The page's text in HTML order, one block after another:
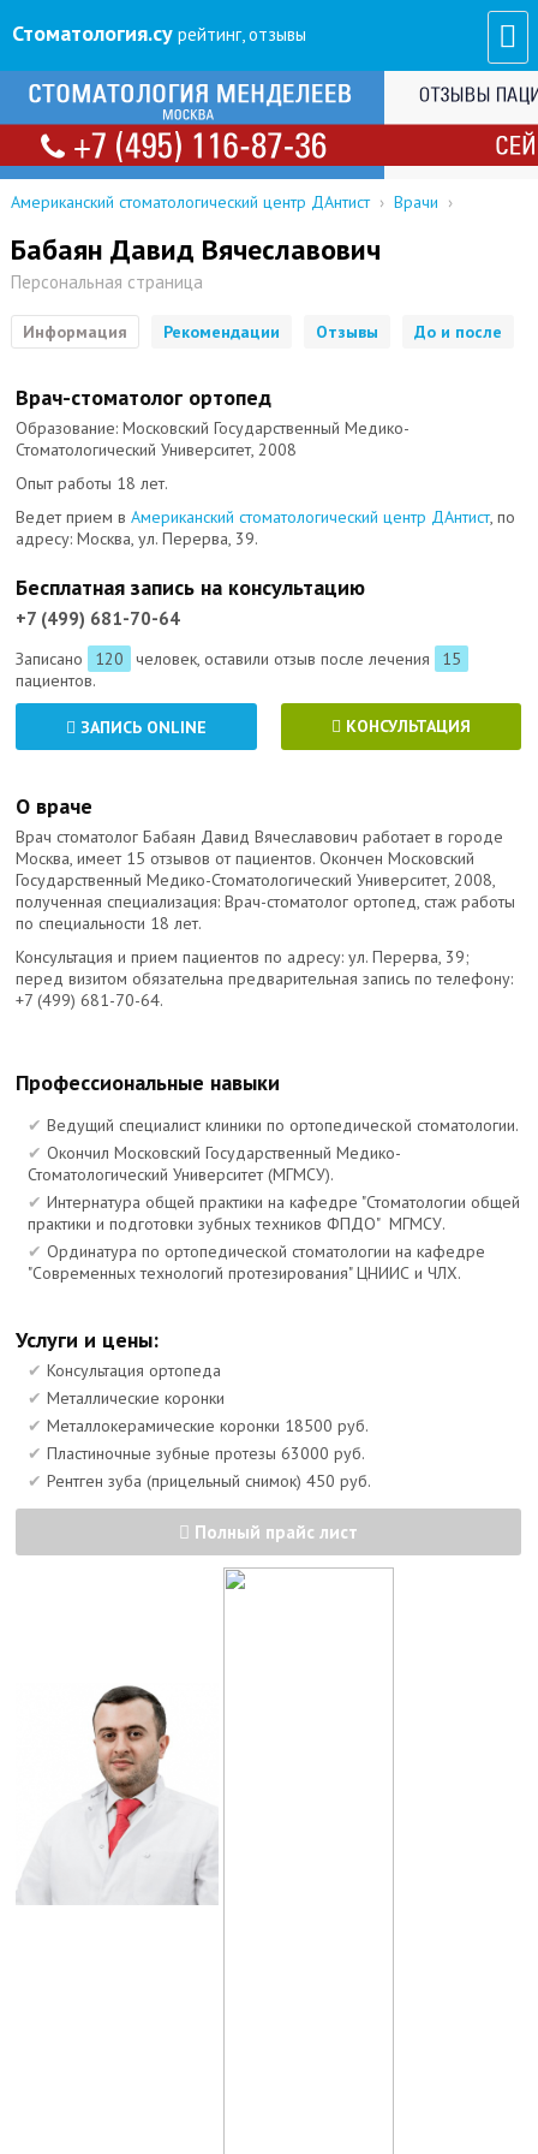
Стоматология.су рейтинг, отзывы
Американский стоматологический центр ДАнтист › Врачи ›
Бабаян Давид Вячеславович
Персональная страница
Информация Рекомендации Отзывы До и после
Врач-стоматолог ортопед
Образование: Московский Государственный Медико-
Стоматологический Университет, 2008
Опыт работы 18 лет.
Ведет прием вАмериканский стоматологический центр ДАнтист, по
адресу: Москва, ул. Перерва, 39.
Бесплатная запись на консультацию
+7 (499) 681-70-64
Записано 120 человек, оставили отзыв после лечения
15
пациентов.
ЗАПИСЬ ONLINE КОНСУЛЬТАЦИЯ
О враче
Врач стоматолог Бабаян Давид Вячеславович работает в городе
Москва, имеет 15 отзывов от пациентов. Окончен Московский
Государственный Медико-Стоматологический Университет, 2008,
полученная специализация: Врач-стоматолог ортопед, стаж работы
по специальности 18 лет.
Консультация и прием пациентов по адресу: ул. Перерва, 39;
перед визитом обязательна предварительная запись по телефону:
+7 (499) 681-70-64.
Профессиональные навыки
Ведущий специалист клиники по ортопедической стоматологии.
Окончил Московский Государственный Медико-
Стоматологический Университет (МГМСУ).
Интернатура общей практики на кафедре "Стоматологии общей
практики и подготовки зубных техников ФПДО" МГМСУ.
Ординатура по ортопедической стоматологии на кафедре
"Современных технологий протезирования" ЦНИИС и ЧЛХ.
Услуги и цены:
Консультация ортопеда
Металлические коронки
Металлокерамические коронки 18500 руб.
Пластиночные зубные протезы 63000 руб.
Рентген зуба (прицельный снимок) 450 руб.
Полный прайс лист